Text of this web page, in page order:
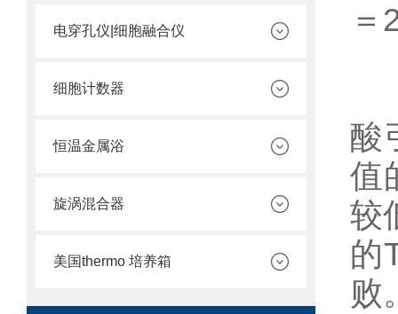
电穿孔仪|细胞融合仪
细胞计数器
恒温金属浴
旋涡混合器
美国thermo 培养箱
＝
酸
值
较
的
败